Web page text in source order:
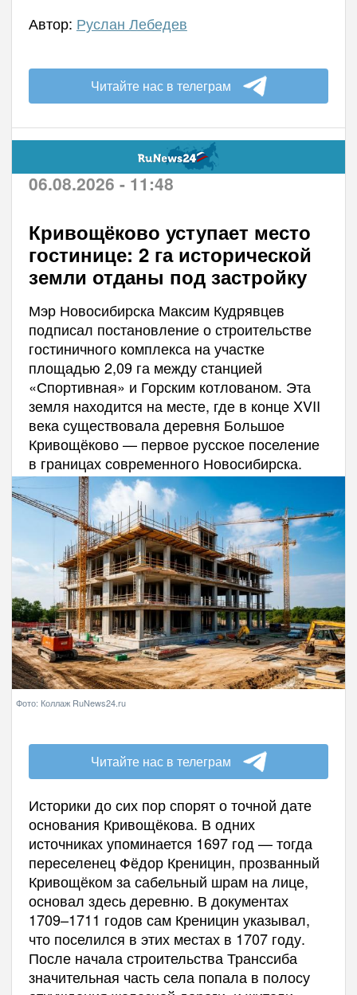
Автор: Руслан Лебедев
Читайте нас в телеграм
06.08.2026 - 11:48
Кривощёково уступает место
гостинице: 2 га исторической
земли отданы под застройку
Мэр Новосибирска Максим Кудрявцев
подписал постановление о строительстве
гостиничного комплекса на участке
площадью 2,09 га между станцией
«Спортивная» и Горским котлованом. Эта
земля находится на месте, где в конце XVII
века существовала деревня Большое
Кривощёково — первое русское поселение
в границах современного Новосибирска.
Фото: Коллаж RuNews24.ru
Читайте нас в телеграм
Историки до сих пор спорят о точной дате
основания Кривощёкова. В одних
источниках упоминается 1697 год — тогда
переселенец Фёдор Креницин, прозванный
Кривощёком за сабельный шрам на лице,
основал здесь деревню. В документах
1709–1711 годов сам Креницин указывал,
что поселился в этих местах в 1707 году.
После начала строительства Транссиба
значительная часть села попала в полосу